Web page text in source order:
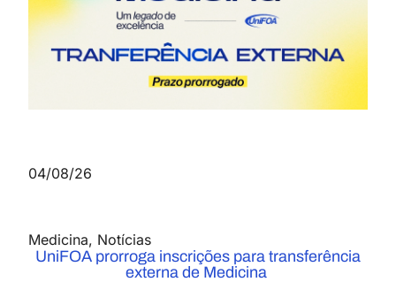
04/08/26
Medicina, Notícias
UniFOA prorroga inscrições para transferência
externa de Medicina